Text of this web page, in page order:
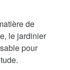
de
le jardinier
pour